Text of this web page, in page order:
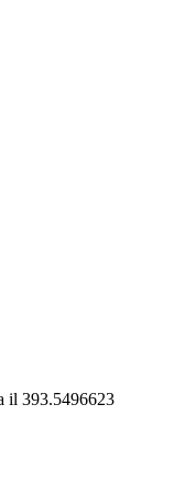
il 393.5496623